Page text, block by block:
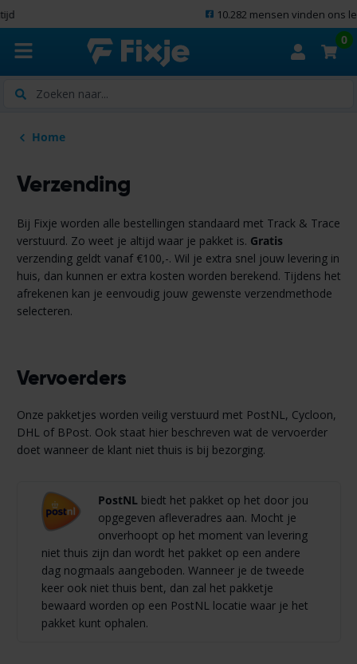
10.282 mensen vinden ons leuk
Zoeken
0
Home
Verzending
Bij Fixje worden alle bestellingen standaard met Track & Trace
verstuurd. Zo weet je altijd waar je pakket is. Gratis
verzending geldt vanaf €100,-. Wil je extra snel jouw levering in
huis, dan kunnen er extra kosten worden berekend. Tijdens het
afrekenen kan je eenvoudig jouw gewenste verzendmethode
selecteren.
Vervoerders
Onze pakketjes worden veilig verstuurd met PostNL, Cycloon,
DHL of BPost. Ook staat hier beschreven wat de vervoerder
doet wanneer de klant niet thuis is bij bezorging.
PostNL biedt het pakket op het door jou
opgegeven afleveradres aan. Mocht je
onverhoopt op het moment van levering
niet thuis zijn dan wordt het pakket op een andere
dag nogmaals aangeboden. Wanneer je de tweede
keer ook niet thuis bent, dan zal het pakketje
bewaard worden op een PostNL locatie waar je het
pakket kunt ophalen.